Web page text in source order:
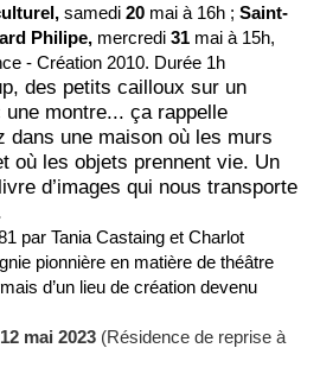
samedi 20 mai à 16h ; Saint-
Philipe, mercredi 31 mai à 15h,
- Création 2010. Durée 1h
des petits cailloux sur un
montre... ça rappelle
dans une maison où les murs
où les objets prennent vie. Un
d’images qui nous transporte
par Tania Castaing et Charlot
pionnière en matière de théâtre
d’un lieu de création devenu
mai 2023 (Résidence de reprise à